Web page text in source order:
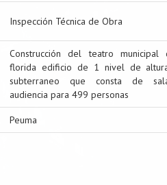
Inspección Técnica de Obra
Construcción del teatro
florida edificio de 1 nivel de
subterraneo que consta de
audiencia para 499 personas
Peuma